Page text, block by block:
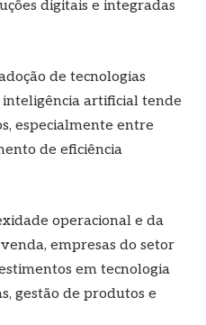
digitais e integradas
de tecnologias
inteligência artificial tende
especialmente entre
de eficiência
operacional e da
empresas do setor
em tecnologia
gestão de produtos e